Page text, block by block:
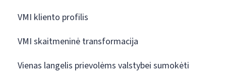
VMI kliento profilis
VMI skaitmeninė transformacija
Vienas langelis prievolėms valstybei sumokėti